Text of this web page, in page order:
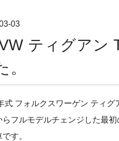
03
ティグアン
。
式 フォルクスワーゲン ティグ
らフルモデルチェンジした最
す。